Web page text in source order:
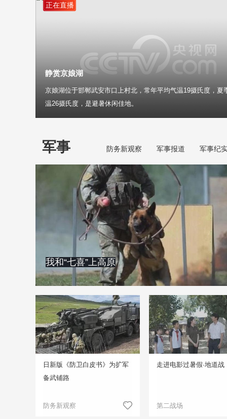
正在直播
静赏京娘湖
京娘湖位于邯郸武安市口上村北，常年平均气温19摄氏度，夏
温26摄氏度，是避暑休闲佳地。
军事 防务新观察 军事报道 军事纪
我和“七喜”上高原
日新版《防卫白皮书》为扩军
备武铺路
防务新观察
走进电影过暑假·地道战
第二战场